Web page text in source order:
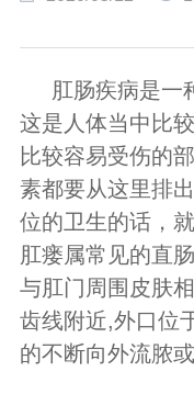
肛肠疾病是一
这是人体当中比
比较容易受伤的
素都要从这里排
位的卫生的话，
肛瘘属常见的直
与肛门周围皮肤
齿线附近,外口位
的不断向外流脓